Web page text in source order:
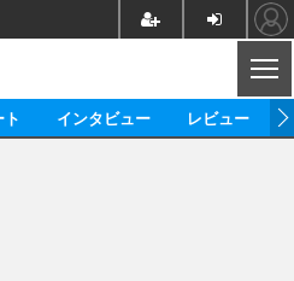
ト インタビュー レビュー